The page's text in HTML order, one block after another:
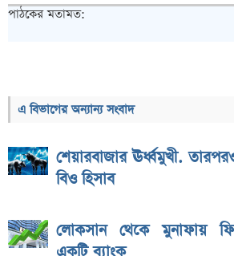
পাঠকের মতামত:
এ বিভাগের অন্যান্য সংবাদ
শেয়ারবাজার ঊর্ধ্বমুখী.
বিও হিসাব
লোকসান থেকে মুনাফায়